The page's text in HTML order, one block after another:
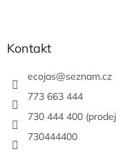
Kontakt
ecojas@seznam.cz
773 663 444
730 444 400
730444400